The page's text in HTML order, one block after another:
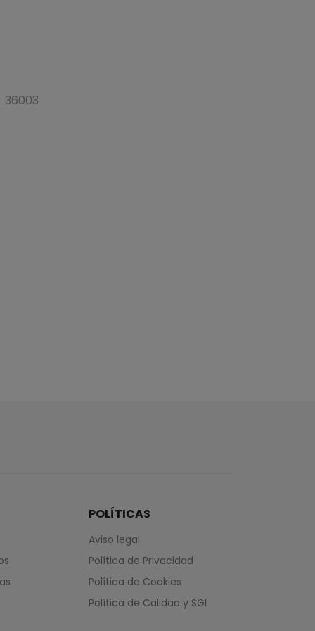
36003
POLÍTICAS
Aviso legal
Política de Privacidad
Política de Cookies
Política de Calidad y SGI